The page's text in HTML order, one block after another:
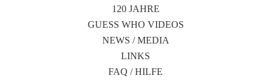
120 JAHRE
GUESS WHO VIDEOS
NEWS / MEDIA
LINKS
FAQ / HILFE